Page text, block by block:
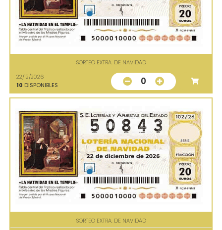
SORTEO EXTRA. DE NAVIDAD
22/12/2026
10 DISPONIBLES 0
SORTEO EXTRA. DE NAVIDAD